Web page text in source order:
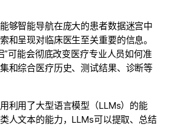
够智能导航在庞大的患者数据迷宫中
和呈现对临床医生至关重要的信息。
可能会彻底改变医疗专业人员如何准
和综合医疗历史、测试结果、诊断等
利用了大型语言模型（LLMs）的能
人文本的能力，LLMs可以提取、总结